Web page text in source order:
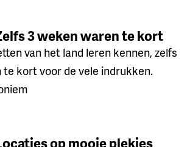
3 weken waren te kort
van het land leren kennen, zelfs
kort voor de vele indrukken.
op mooie plekjes